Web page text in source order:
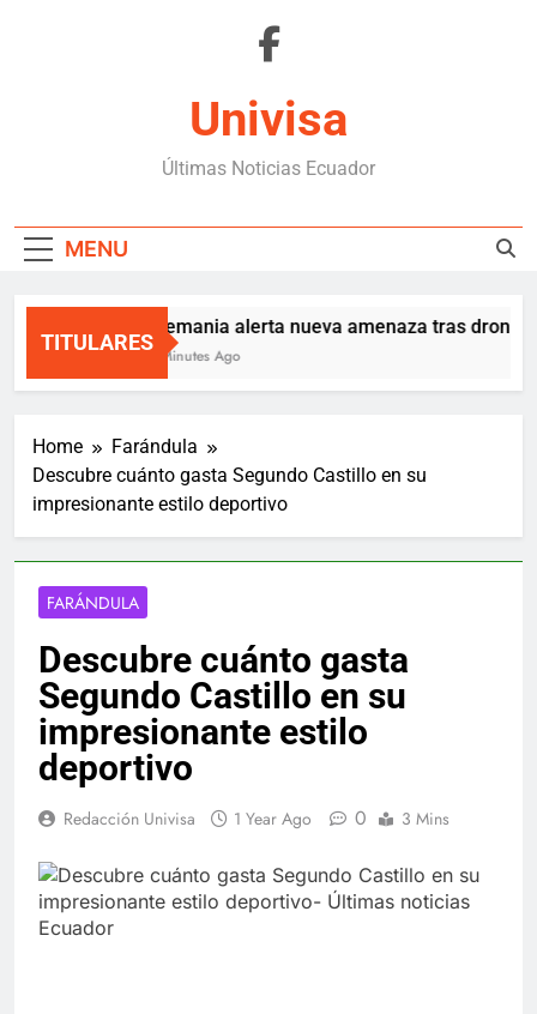
Univisa
Últimas Noticias Ecuador
MENU
TITULARES
Alemania alerta nueva amenaza tras dron
8 Minutes Ago
Home
Farándula
Descubre cuánto gasta Segundo Castillo en su
impresionante estilo deportivo
FARÁNDULA
Descubre cuánto gasta
Segundo Castillo en su
impresionante estilo
deportivo
Redacción Univisa 1 Year Ago 0 3 Mins